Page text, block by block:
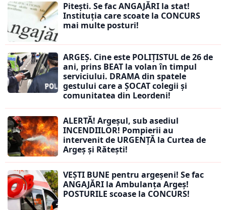
Pitești. Se fac ANGAJĂRI la stat!
Instituția care scoate la CONCURS
mai multe posturi!
ARGEȘ. Cine este POLIȚISTUL de 26 de
ani, prins BEAT la volan în timpul
serviciului. DRAMA din spatele
gestului care a ȘOCAT colegii și
comunitatea din Leordeni!
ALERTĂ! Argeșul, sub asediul
INCENDIILOR! Pompierii au
intervenit de URGENȚĂ la Curtea de
Argeș și Rătești!
VEȘTI BUNE pentru argeșeni! Se fac
ANGAJĂRI la Ambulanța Argeș!
POSTURILE scoase la CONCURS!